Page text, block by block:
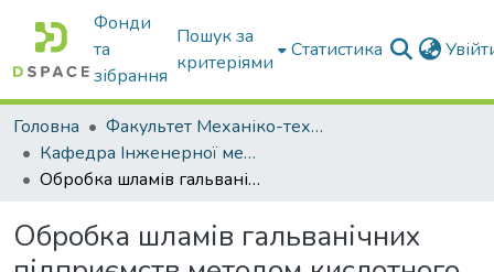
Фонди
та
зібрання
Пошук за
критеріями
Статистика
Головна
Факультет Механіко-технологічний
Кафедра Інженерної механіки та комп'ютерного проектування
Обробка шламів гальванічних підприємств методом кислотного твердіння
Обробка шламів гальванічних